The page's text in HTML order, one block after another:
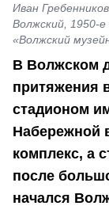
Иван
Волжский, 1950-
«Волжский
В Волжском
притяжения
стадионом
Набережной
комплекс, а
после
начался